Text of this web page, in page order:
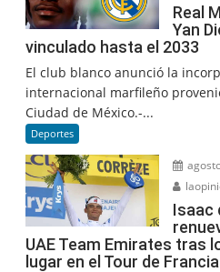
Real
Yan
vinculado hasta el 2033
El club blanco anunció la
internacional marfileño
Ciudad de México.-...
Deportes
Isaac
UAE Team Emirates tras
lugar en el Tour de Francia